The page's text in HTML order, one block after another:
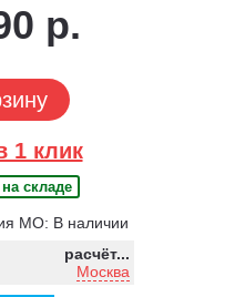
р.
1 клик
складе
МО: В наличии
расчёт...
Москва